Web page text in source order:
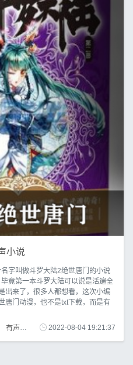
小说
字叫做斗罗大陆2绝世唐门的小说
竟第一本斗罗大陆可以说是活遍全
出来了，很多人都想看，这次小编
唐门动漫，也不是txt下载，而是有
有声小说 漫画 txt下载
2022-08-04 19:21:37